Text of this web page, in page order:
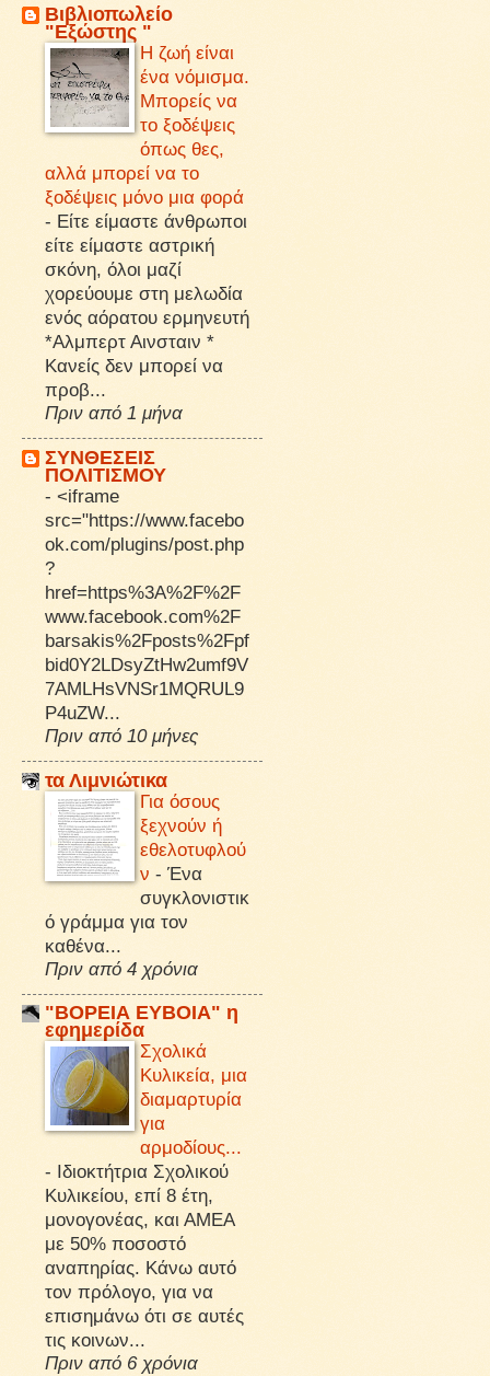
Βιβλιοπωλείο
"Εξώστης "
Η ζωή είναι
ένα νόμισμα.
Μπορείς να
το ξοδέψεις
όπως θες,
αλλά μπορεί να το
ξοδέψεις μόνο μια φορά
- Είτε είμαστε άνθρωποι
είτε είμαστε αστρική
σκόνη, όλοι μαζί
χορεύουμε στη μελωδία
ενός αόρατου ερμηνευτή
*Αλμπερτ Αινσταιν *
Κανείς δεν μπορεί να
προβ...
Πριν από 1 μήνα
ΣΥΝΘΕΣΕΙΣ
ΠΟΛΙΤΙΣΜΟΥ
- <iframe
src="https://www.facebo
ok.com/plugins/post.php
?
href=https%3A%2F%2F
www.facebook.com%2F
barsakis%2Fposts%2Fpf
bid0Y2LDsyZtHw2umf9V
7AMLHsVNSr1MQRUL9
P4uZW...
Πριν από 10 μήνες
τα Λιμνιώτικα
Για όσους
ξεχνούν ή
εθελοτυφλού
ν - Ένα
συγκλονιστικ
ό γράμμα για τον
καθένα...
Πριν από 4 χρόνια
"ΒΟΡΕΙΑ ΕΥΒΟΙΑ" η
εφημερίδα
Σχολικά
Κυλικεία, μια
διαμαρτυρία
για
αρμοδίους...
- Ιδιοκτήτρια Σχολικού
Κυλικείου, επί 8 έτη,
μονογονέας, και ΑΜΕΑ
με 50% ποσοστό
αναπηρίας. Κάνω αυτό
τον πρόλογο, για να
επισημάνω ότι σε αυτές
τις κοινων...
Πριν από 6 χρόνια